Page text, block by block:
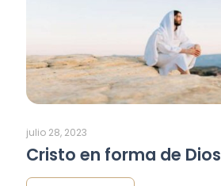
julio 28, 2023
Cristo en forma de Dios